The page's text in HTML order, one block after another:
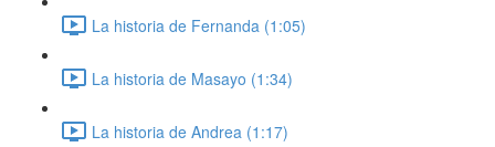
La historia de Fernanda (1:05)
La historia de Masayo (1:34)
La historia de Andrea (1:17)